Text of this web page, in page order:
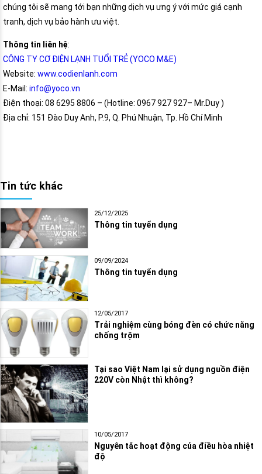
chúng tôi sẽ mang tới bạn những dịch vụ ưng ý với mức giá cạnh
tranh, dịch vụ bảo hành ưu việt.
Thông tin liên hệ:
CÔNG TY CƠ ĐIỆN LẠNH TUỔI TRẺ (YOCO M&E)
Website: www.codienlanh.com
E-Mail: info@yoco.vn
Điện thoại: 08 6295 8806 – (Hotline: 0967 927 927– Mr.Duy )
Địa chỉ: 151 Đào Duy Anh, P.9, Q. Phú Nhuận, Tp. Hồ Chí Minh
Tin tức khác
25/12/2025
Thông tin tuyển dụng
09/09/2024
Thông tin tuyển dụng
12/05/2017
Trải nghiệm cùng bóng đèn có chức năng
chống trộm
Tại sao Việt Nam lại sử dụng nguồn điện
220V còn Nhật thì không?
10/05/2017
Nguyên tắc hoạt động của điều hòa nhiệt
độ